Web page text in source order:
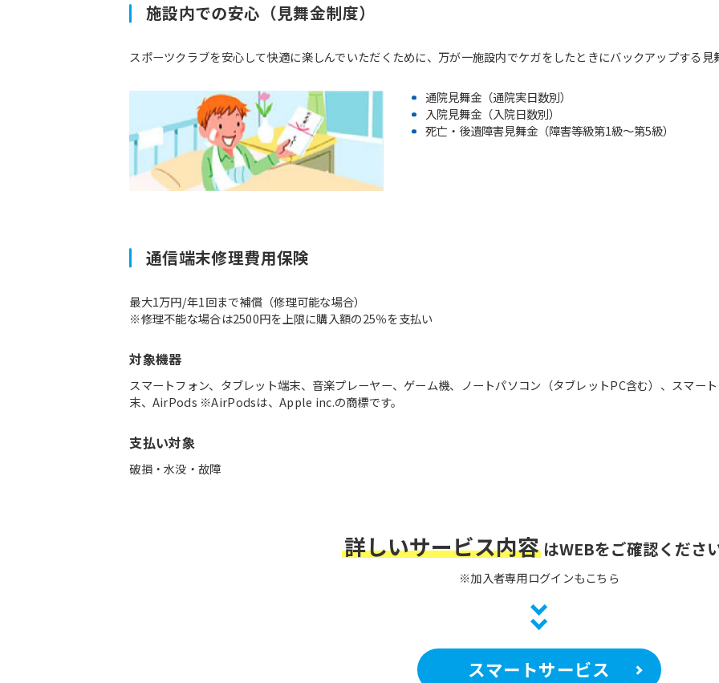
施設内での安心（見舞金制度）
スポーツクラブを安心して快適に楽しんでいただくために、万が一施設内でケガをしたときにバックアップする
通院見舞金（通院実日数別）
入院見舞金（入院日数別）
死亡・後遺障害見舞金（障害等級第1級～第5級）
通信端末修理費用保険
最大1万円/年1回まで補償（修理可能な場合）
※修理不能な場合は2500円を上限に購入額の25％を支払い
対象機器
スマートフォン、タブレット端末、音楽プレーヤー、ゲーム機、ノートパソコン（タブレットPC含む）、スマー
末、AirPods ※AirPodsは、Apple inc.の商標です。
支払い対象
破損・水没・故障
詳しいサービス内容 はWEBをご確認くださ
※加入者専用ログインもこちら
スマートサービス
the top page.
the service.